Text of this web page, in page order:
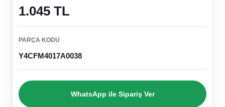
1.045 TL
PARÇA KODU
Y4CFM4017A0038
WhatsApp ile Sipariş Ver